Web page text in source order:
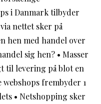
i Danmark tilbyder
nettet sker på
hen med handel over
sig hen? • Masser
til levering på blot en
frembyder 1
• Netshopping sker